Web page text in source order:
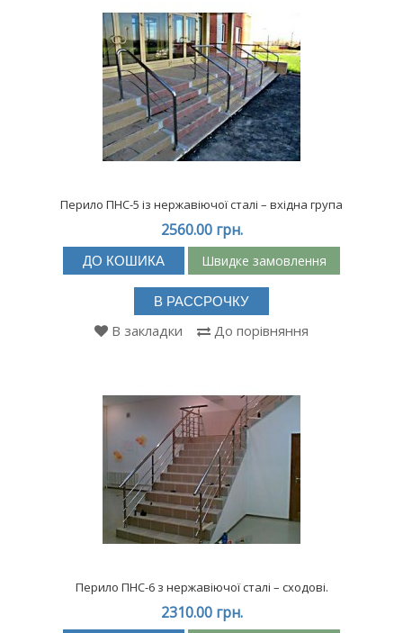
Перило ПНС-5 із нержавіючої сталі – вхідна група
2560.00 грн.
ДО КОШИКА Швидке замовлення
В РАССРОЧКУ
В закладки До порівняння
Перило ПНС-6 з нержавіючої сталі – сходові.
2310.00 грн.